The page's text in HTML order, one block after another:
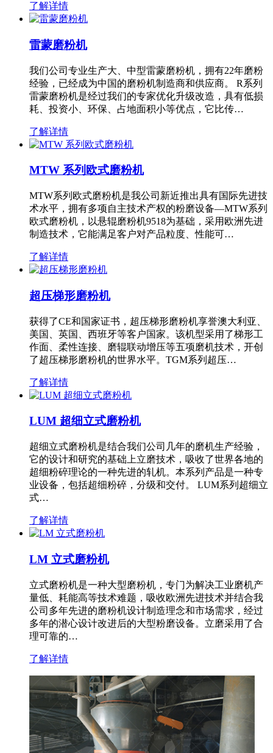
了解详情
雷蒙磨粉机
我们公司专业生产大、中型雷蒙磨粉机，拥有22年磨粉
经验，已经成为中国的磨粉机制造商和供应商。 R系列
雷蒙磨粉机是经过我们的专家优化升级改造，具有低损
耗、投资小、环保、占地面积小等优点，它比传…
了解详情
MTW 系列欧式磨粉机
MTW系列欧式磨粉机是我公司新近推出具有国际先进技
术水平，拥有多项自主技术产权的粉磨设备—MTW系列
欧式磨粉机，以悬辊磨粉机9518为基础，采用欧洲先进
制造技术，它能满足客户对产品粒度、性能可…
了解详情
超压梯形磨粉机
获得了CE和国家证书，超压梯形磨粉机享誉澳大利亚、
美国、英国、西班牙等客户国家。该机型采用了梯形工
作面、柔性连接、磨辊联动增压等五项磨机技术，开创
了超压梯形磨粉机的世界水平。TGM系列超压…
了解详情
LUM 超细立式磨粉机
超细立式磨粉机是结合我们公司几年的磨机生产经验，
它的设计和研究的基础上立磨技术，吸收了世界各地的
超细粉碎理论的一种先进的轧机。本系列产品是一种专
业设备，包括超细粉碎，分级和交付。 LUM系列超细立
式…
了解详情
LM 立式磨粉机
立式磨粉机是一种大型磨粉机，专门为解决工业磨机产
量低、耗能高等技术难题，吸收欧洲先进技术并结合我
公司多年先进的磨粉机设计制造理念和市场需求，经过
多年的潜心设计改进后的大型粉磨设备。立磨采用了合
理可靠的…
了解详情